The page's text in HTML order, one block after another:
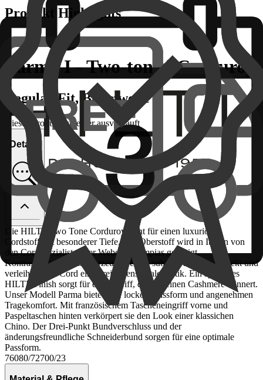
Produkt Highlights
Parma I - Two-toned Corduroy
Regular-Fit, Baumwolle
Dieses Produkt ist leider ausverkauft
Details
Die HILTL Two Tone Corduroy steht für einen luxuriösen
Cordstoff mit besonderer Tiefe. Der Oberstoff wird in Italien von
den Cordspezialisten der Weberei Olimpias gefertigt.
Kontrastgefärbte Garne erzeugen einen subtilen Bi-Color-Effekt und
verleihen dem Cord eine dreidimensionale Optik. Ein spezielles
HILTL Finish sorgt für einen Griff, der an reinen Cashmere erinnert.
Unser Modell Parma bietet eine lockere Passform und angenehmen
Tragekomfort. Mit französischem Tascheneingriff vorne und
Paspeltaschen hinten verkörpert sie den Look einer klassichen
Chino. Der Drei-Punkt Bundverschluss und der
änderungsfreundliche Schneiderbund sorgen für eine optimale
Passform.
76080/72700/23